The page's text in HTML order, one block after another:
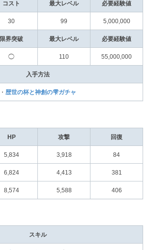
コスト 最大レベル 必要経験値
30 99 5,000,000
限界突破 最大レベル 必要経験値
◯ 110 55,000,000
入手方法
・ 歴世の杯と神創の雫ガチャ
HP 攻撃 回復
5,834 3,918 84
6,824 4,413 381
8,574 5,588 406
スキル